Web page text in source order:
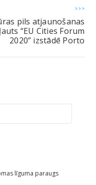
>>>
pils atjaunošanas
“EU Cities Forum
2020” izstādē Porto
līguma paraugs